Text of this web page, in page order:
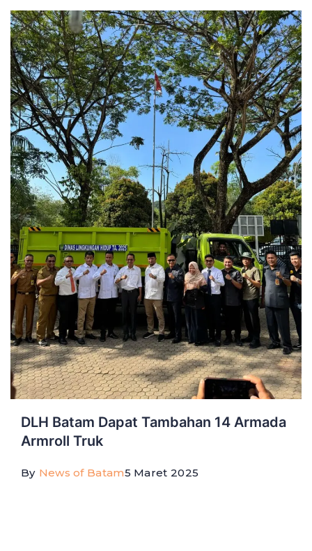
DLH Batam Dapat Tambahan 14 Armada
Armroll Truk
By News of Batam5 Maret 2025